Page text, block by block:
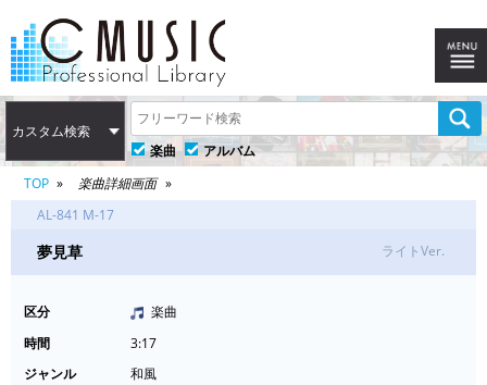
カスタム検索
楽曲
アルバム
TOP
楽曲詳細画面
AL-841 M-17
夢見草 ライトVer.
区分
楽曲
時間
3:17
ジャンル
和風